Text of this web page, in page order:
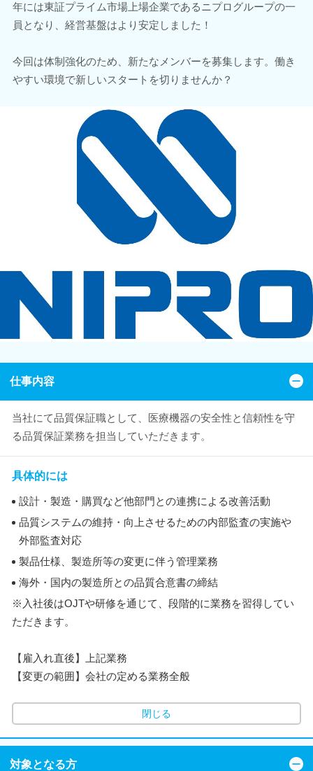
年には東証プライム市場上場企業であるニプログループの一
員となり、経営基盤はより安定しました！
今回は体制強化のため、新たなメンバーを募集します。働き
やすい環境で新しいスタートを切りませんか？
仕事内容
当社にて品質保証職として、医療機器の安全性と信頼性を守
る品質保証業務を担当していただきます。
具体的には
設計・製造・購買など他部門との連携による改善活動
品質システムの維持・向上させるための内部監査の実施や
外部監査対応
製品仕様、製造所等の変更に伴う管理業務
海外・国内の製造所との品質合意書の締結
※入社後はOJTや研修を通じて、段階的に業務を習得してい
ただきます。
【雇入れ直後】上記業務
【変更の範囲】会社の定める業務全般
閉じる
対象となる方